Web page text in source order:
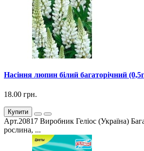
Насіння люпин білий багаторічний
18.00 грн.
Купити
Арт.20817 Виробник Геліос (Україна)
рослина, ...